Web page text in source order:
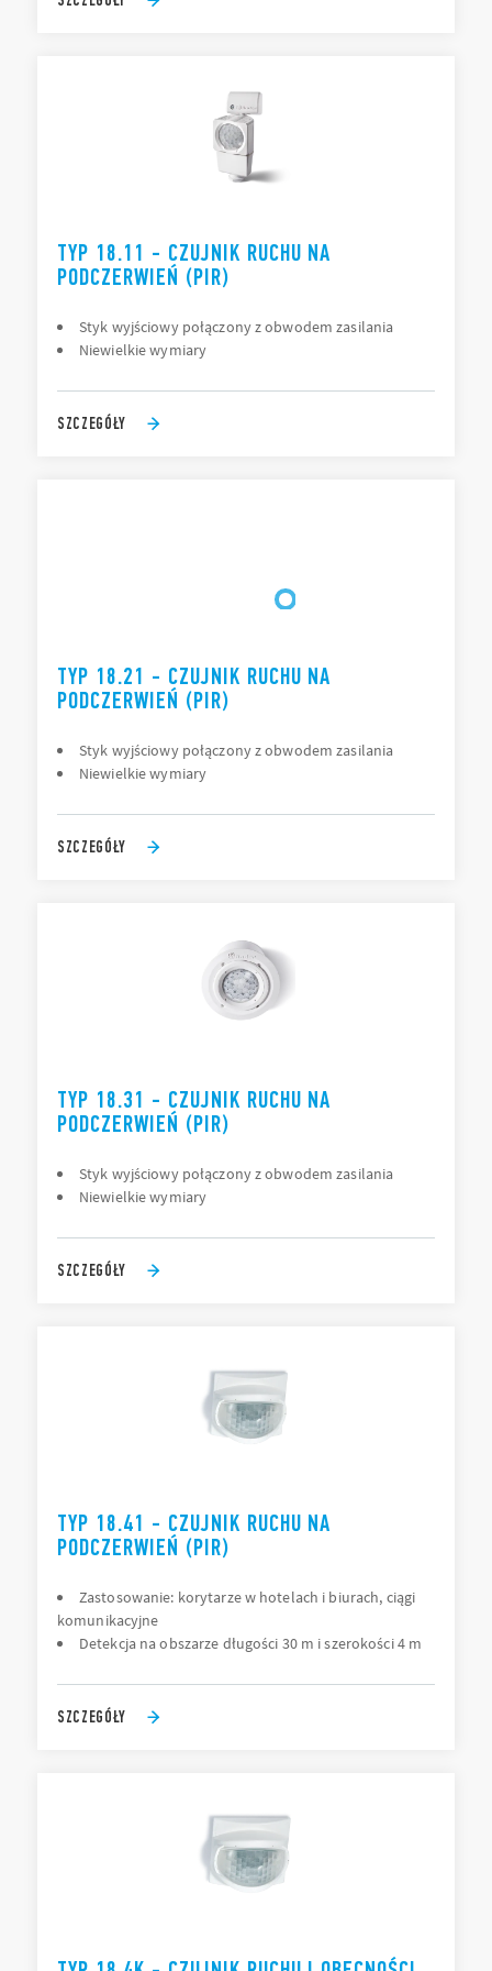
TYP 18.11 - CZUJNIK RUCHU NA
PODCZERWIEŃ (PIR)
Styk wyjściowy połączony z obwodem zasilania
Niewielkie wymiary
SZCZEGÓŁY
TYP 18.21 - CZUJNIK RUCHU NA
PODCZERWIEŃ (PIR)
Styk wyjściowy połączony z obwodem zasilania
Niewielkie wymiary
SZCZEGÓŁY
TYP 18.31 - CZUJNIK RUCHU NA
PODCZERWIEŃ (PIR)
Styk wyjściowy połączony z obwodem zasilania
Niewielkie wymiary
SZCZEGÓŁY
TYP 18.41 - CZUJNIK RUCHU NA
PODCZERWIEŃ (PIR)
Zastosowanie: korytarze w hotelach i biurach, ciągi
komunikacyjne
Detekcja na obszarze długości 30 m i szerokości 4 m
SZCZEGÓŁY